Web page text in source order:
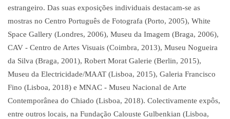
estrangeiro. Das suas exposições individuais destacam-se as
mostras no Centro Português de Fotografa (Porto, 2005), White
Space Gallery (Londres, 2006), Museu da Imagem (Braga, 2006),
CAV - Centro de Artes Visuais (Coimbra, 2013), Museu Nogueira
da Silva (Braga, 2001), Robert Morat Galerie (Berlin, 2015),
Museu da Electricidade/MAAT (Lisboa, 2015), Galeria Francisco
Fino (Lisboa, 2018) e MNAC - Museu Nacional de Arte
Contemporânea do Chiado (Lisboa, 2018). Colectivamente expôs,
entre outros locais, na Fundação Calouste Gulbenkian (Lisboa,